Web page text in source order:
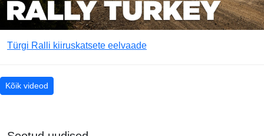
Türgi Ralli kiiruskatsete eelvaade
Kõik videod